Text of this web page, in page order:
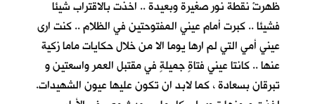
ظهرتْ نقطة نور صغيرة وبعيدة .. اخذت بالاقتراب شيئا
فشيئا .. كبرت أمام عيني المفتوحتين في الظلام .. كنت ارى
عيني أمي التي لم ارها يوما الا من خلال حكايات ماما زكية
عنها .. كانتا عيني فتاةٍ جميلةٍ في مقتبل العمر واسعتين و
تبرقان بسعادة ، كما لابد ان تكون عليها عيون الشهيدات.